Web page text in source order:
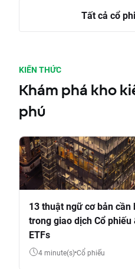
Tất cả cổ
KIẾN THỨC
Khám phá kho
phú
13 thuật ngữ cơ bản cần
trong giao dịch Cổ phiếu
ETFs
4 minute(s) Cổ phiếu